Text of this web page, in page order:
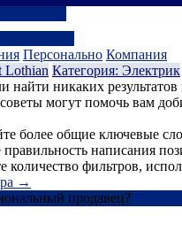
Персонально Компания
Lothian Категория: Электрик
найти никаких результатов
могут помочь вам
более общие ключевые
правильность написания
количество фильтров,
→
продавец?